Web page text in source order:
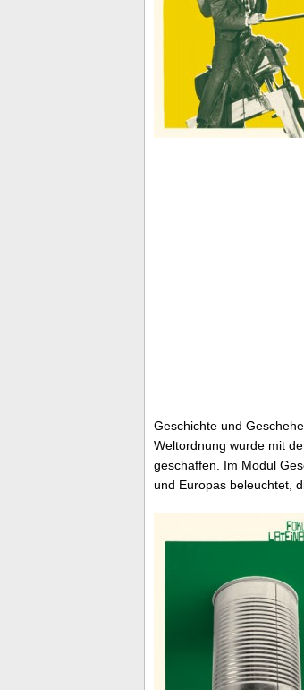
Geschichte und
Weltordnung wurde mit
geschaffen. Im Modul
und Europas beleuchtet,